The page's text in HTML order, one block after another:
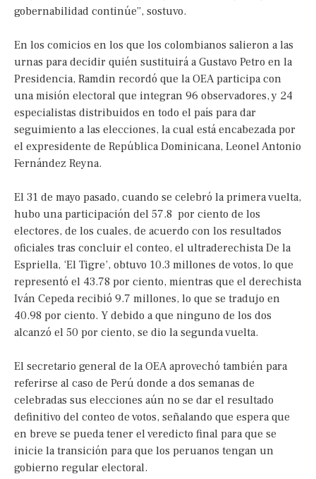
gobernabilidad continúe”, sostuvo.
En los comicios en los que los colombianos salieron a las
urnas para decidir quién sustituirá a Gustavo Petro en la
Presidencia, Ramdin recordó que la OEA participa con
una misión electoral que integran 96 observadores, y 24
especialistas distribuidos en todo el país para dar
seguimiento a las elecciones, la cual está encabezada por
el expresidente de República Dominicana, Leonel Antonio
Fernández Reyna.
El 31 de mayo pasado, cuando se celebró la primera vuelta,
hubo una participación del 57.8 por ciento de los
electores, de los cuales, de acuerdo con los resultados
oficiales tras concluir el conteo, el ultraderechista De la
Espriella, ‘El Tigre’, obtuvo 10.3 millones de votos, lo que
representó el 43.78 por ciento, mientras que el derechista
Iván Cepeda recibió 9.7 millones, lo que se tradujo en
40.98 por ciento. Y debido a que ninguno de los dos
alcanzó el 50 por ciento, se dio la segunda vuelta.
El secretario general de la OEA aprovechó también para
referirse al caso de Perú donde a dos semanas de
celebradas sus elecciones aún no se dar el resultado
definitivo del conteo de votos, señalando que espera que
en breve se pueda tener el veredicto final para que se
inicie la transición para que los peruanos tengan un
gobierno regular electoral.